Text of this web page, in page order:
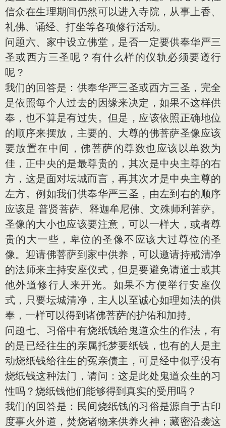
信众在生理期间仍然可以进入寺院，从事上香、
礼佛、诵经、打坐等各项修行活动。
问题六、家中设立佛堂，是否一定要供奉华严三
圣或西方三圣呢？有什么样的仪轨必须要遵行
呢？
我们的回答是：供奉华严三圣或西方三圣，完全
是依照每个人过去的因缘来决定，如果不这样供
奉，也不算是有过失。但是，应该依照正确地位
的顺序来摆放，主要的、大尊的佛菩萨圣像应该
要放置在中间，佛菩萨的尊数也应该以单数为
佳，正中央的是最尊贵的，其次是中央主尊的右
方，这是面对坛城而言，再其次才是中央主尊的
左方。例如我们供奉华严三圣，由左到右的顺序
应该是 普贤菩萨、释迦牟尼佛、文殊师利菩萨。
圣像的大小也应该要注意，可以一样大，或者尊
贵的大一些，卑位的圣像不应该大过尊位的圣
像。迎请佛菩萨到家中供养，可以邀请持戒清净
的法师来主持安座仪式，但是要避免请道士或其
他外道修行人来开光。如果不方便举行安座仪
式，只要坛城清净，主人以至诚心如理如法的供
奉，一样可以得到诸佛菩萨的护佑和加持。
问题七、习俗中有烧纸钱给鬼道众生的作法，有
的是已经往生的亲属托梦要纸钱，也有的人是主
动烧纸钱给往生的冤亲债主，可是经中似乎没有
烧纸钱这种法门，请问：这是此处鬼道众生的习
性吗？烧纸钱他们能够得到真实的受用吗？
我们的回答是：民间烧纸钱的习俗是源自于古印
度事火外道，焚烧诸物来供养火神；藏密沿袭这